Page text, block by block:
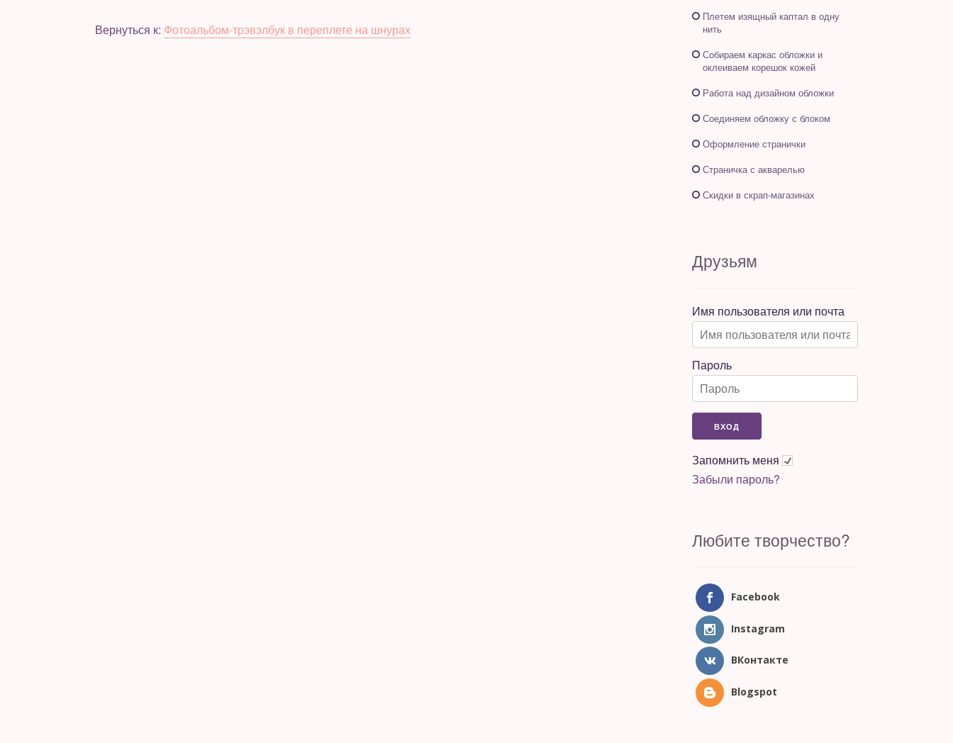
Вернуться к: Фотоальбом-трэвэлбук в переплете на шнурах
Плетем изящный каптал в одну
нить
Собираем каркас обложки и
оклеиваем корешок кожей
Работа над дизайном обложки
Соединяем обложку с блоком
Оформление странички
Страничка с акварелью
Скидки в скрап-магазинах
Друзьям
Имя пользователя или почта
Пароль
Запомнить меня
Забыли пароль?
Любите творчество?
Facebook
Instagram
ВКонтакте
Blogspot